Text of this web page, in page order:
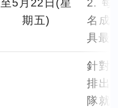
至5月22日(星
期五)
2. 每
名成
具最
針對
排出
隊就